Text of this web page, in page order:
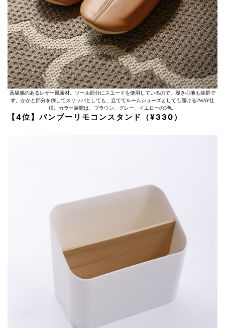
高級感のあるレザー風素材。ソール部分にスエードを使用しているので、履き心地も抜群で
す。かかと部分を倒してスリッパとしても、立ててルームシューズとしても履ける2WAY仕
様。カラー展開は、ブラウン、グレー、イエローの3色。
【4位】バンブーリモコンスタンド（¥330）